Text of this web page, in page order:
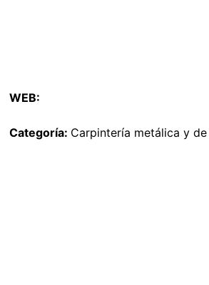
WEB:
Categoría: Carpintería metálica y